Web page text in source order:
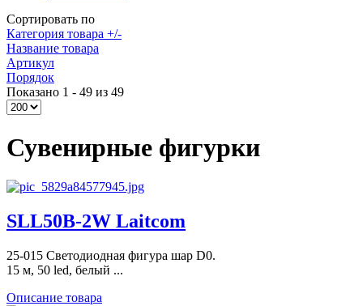
Сортировать по
Категория товара +/-
Название товара
Артикул
Порядок
Показано 1 - 49 из 49
Сувенирные фигурки
SLL50B-2W Laitcom
25-015 Светодиодная фигура шар D0.
15 м, 50 led, белый ...
Описание товара